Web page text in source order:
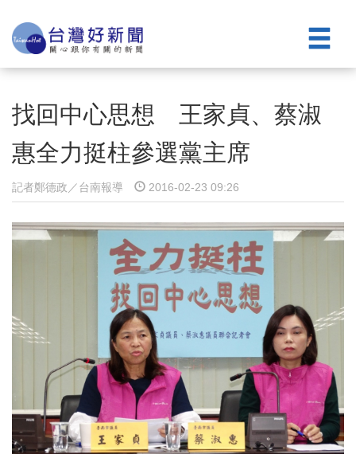
找回中心思想 王家貞、蔡淑
惠全力挺柱參選黨主席
記者鄭德政／台南報導 2016-02-23 09:26